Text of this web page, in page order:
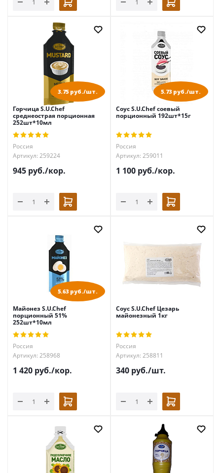
3.75 руб./шт.
Горчица S.U.Chef
среднеострая порционная
252шт*10мл
Россия
Артикул: 259224
945 руб./кор.
5.73 руб./шт.
Соус S.U.Chef соевый
порционный 192шт*15г
Россия
Артикул: 259011
1 100 руб./кор.
5.63 руб./шт.
Майонез S.U.Chef
порционный 51%
252шт*10мл
Россия
Артикул: 258968
1 420 руб./кор.
Соус S.U.Chef Цезарь
майонезный 1кг
Россия
Артикул: 258811
340 руб./шт.